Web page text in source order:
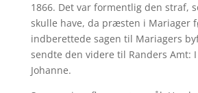
1866. Det var formentlig den straf,
skulle have, da præsten i Mariager
indberettede sagen til Mariagers
sendte den videre til Randers Amt:
Johanne.